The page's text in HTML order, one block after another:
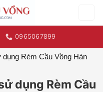
0965067899
Rèm Cầu Vồng Hàn
dụng Rèm Cầu